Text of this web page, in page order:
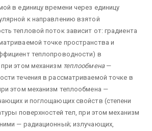
в единицу времени через единицу
к направлению взятой
тепловой поток зависит от: градиента
точке пространства и
теплопроводности) в
этом механизм теплообмена—
течения в рассматриваемой точке в
этом механизм теплообмена —
и поглощающих свойств (степени
поверхностей тел, при этом механизм
— радиационный; излучающих,